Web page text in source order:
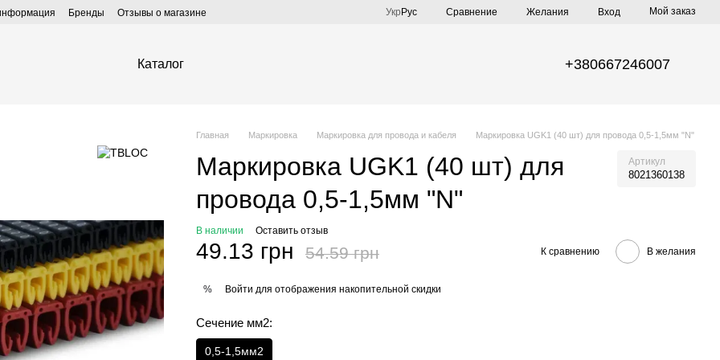
Бренды Отзывы о магазине Укр Рус Сравнение Желания Вход Мой заказ
Каталог +380667246007
Главная Маркировка Маркировка для провода и кабеля Маркировка UGK1 (40 шт) для провода 0,5-1,5мм "N"
Маркировка UGK1 (40 шт) для
провода 0,5-1,5мм "N"
Артикул
8021360138
В наличии Оставить отзыв
49.13 грн 54.59 грн К сравнению В желания
% Войти для отображения накопительной скидки
Сечение мм2:
0,5-1,5мм2